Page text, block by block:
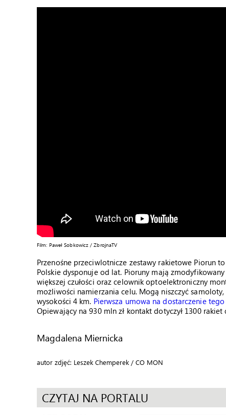
Film: Paweł Sobkowicz / ZbrojnaTV
Przenośne przeciwlotnicze zestawy rakietowe Piorun
Polskie dysponuje od lat. Pioruny mają
większej czułości oraz celownik optoelektroniczny
możliwości namierzania celu. Mogą niszczyć
wysokości 4 km. Pierwsza umowa na dostarczenie
Opiewający na 930 mln zł kontakt dotyczył 1300
Magdalena Miernicka
autor zdjęć: Leszek Chemperek / CO MON
CZYTAJ NA PORTALU